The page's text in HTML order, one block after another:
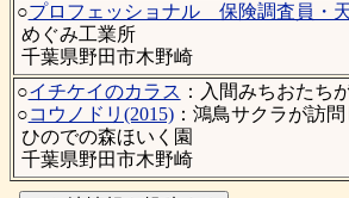
○プロフェッショナル 保険調査員・
めぐみ工業所
千葉県野田市木野崎
○イチケイのカラス ：入間みちおたち
○コウノドリ(2015)：鴻鳥サクラが訪
ひのでの森ほいく園
千葉県野田市木野崎